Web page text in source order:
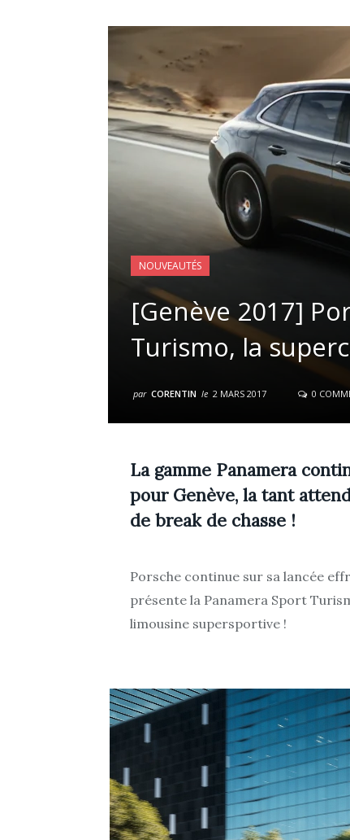
NOUVEAUTÉS
[Genève 2017]
Turismo, la
par CORENTIN le 2 MARS 2017 0
La gamme Panamera
pour Genève, la tant
de break de chasse !
Porsche continue sur sa lancée
présente la Panamera Sport
limousine supersportive !